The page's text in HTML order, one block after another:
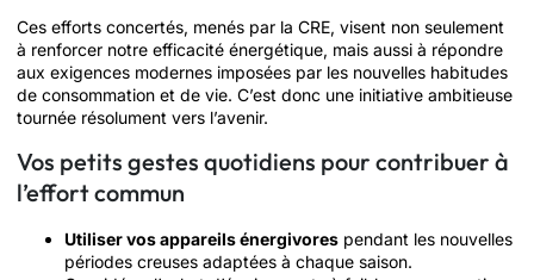
Ces efforts concertés, menés par la CRE, visent non seulement
à renforcer notre efficacité énergétique, mais aussi à répondre
aux exigences modernes imposées par les nouvelles habitudes
de consommation et de vie. C’est donc une initiative ambitieuse
tournée résolument vers l’avenir.
Vos petits gestes quotidiens pour contribuer à
l’effort commun
Utiliser vos appareils énergivores pendant les nouvelles
périodes creuses adaptées à chaque saison.